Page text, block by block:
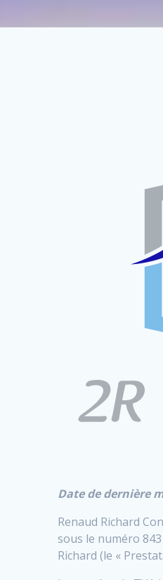
Date de dernière
Renaud Richard
sous le numéro
Richard (le «